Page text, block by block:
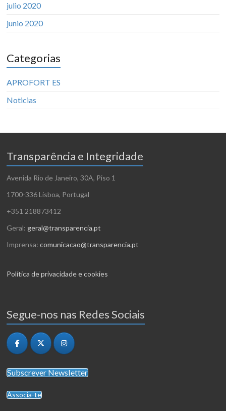
julio 2020
junio 2020
Categorias
APROFORT ES
Noticias
Transparência e Integridade
Avenida Rio de Janeiro, 30A, Piso 1
1700-336 Lisboa, Portugal
+351 218873412
Geral: geral@transparencia.pt
Imprensa:comunicacao@transparencia.pt
Política de privacidade e cookies
Segue-nos nas Redes Sociais
Subscrever Newsletter
Associa-te